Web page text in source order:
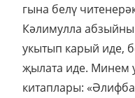
гына белү
Кәлимулла
укытып карый иде,
җылата иде. Минем
китаплары: